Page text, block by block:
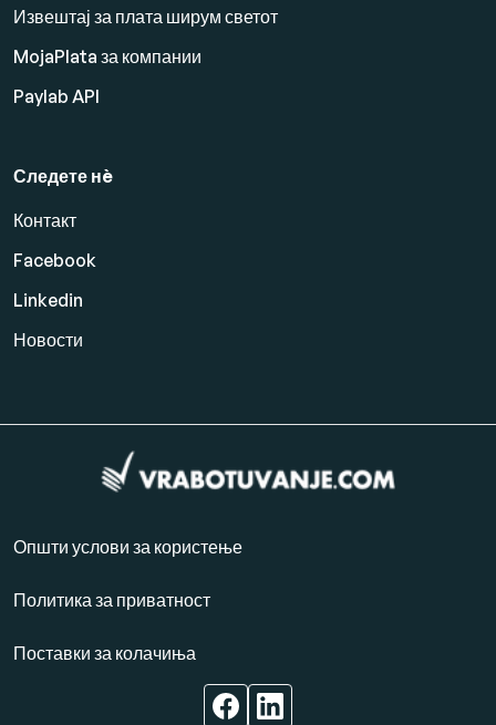
Извештај за плата ширум светот
MojaPlata за компании
Paylab API
Следете нè
Контакт
Facebook
Linkedin
Новости
Општи услови за користење
Политика за приватност
Поставки за колачиња